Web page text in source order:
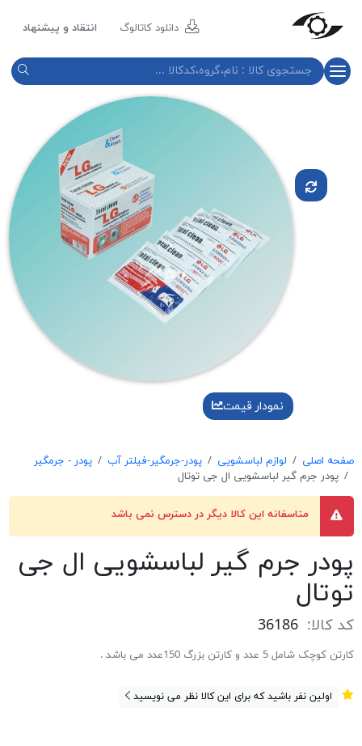
دانلود کاتالوگ انتقاد و پیشنهاد
نمودار قیمت
صفحه اصلی لوازم لباسشویی پودر-جرمگیر-فیلتر آب
پودر - جرمگیر
پودر جرم گیر لباسشویی ال جی توتال
متاسفانه این کالا دیگر در دسترس نمی باشد
پودر جرم گیر لباسشویی ال جی
توتال
کد کالا: 36186
کارتن کوچک شامل 5 عدد و کارتن بزرگ 150عدد می باشد .
اولین نفر باشید که برای این کالا نظر می نویسید